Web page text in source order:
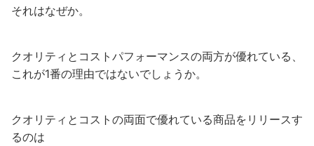
それはなぜか。
クオリティとコストパフォーマンスの両方が優れている、
これが1番の理由ではないでしょうか。
クオリティとコストの両面で優れている商品をリリースす
るのは